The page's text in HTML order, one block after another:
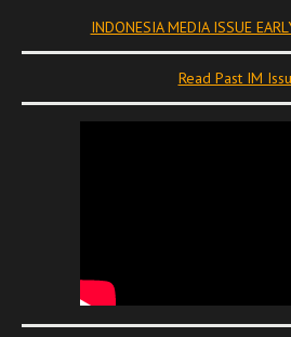
INDONESIA MEDIA ISSUE
Read Past IM